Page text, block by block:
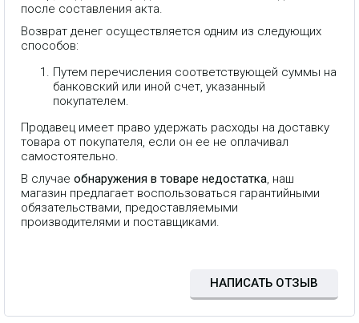
после составления акта.
Возврат денег осуществляется одним из следующих
способов:
Путем перечисления соответствующей суммы на
банковский или иной счет, указанный
покупателем.
Продавец имеет право удержать расходы на доставку
товара от покупателя, если он ее не оплачивал
самостоятельно.
В случае обнаружения в товаре недостатка , наш
магазин предлагает воспользоваться гарантийными
обязательствами, предоставляемыми
производителями и поставщиками.
НАПИСАТЬ ОТЗЫВ
IP видеотелефон Grandstream
GXV3480 - профессиональный